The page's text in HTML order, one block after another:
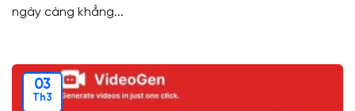
ngày càng khẳng...
03
Th3